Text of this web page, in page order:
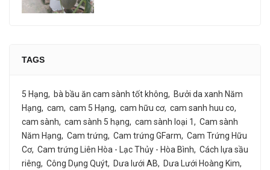
TAGS
5 Hạng bà bầu ăn cam sành tốt không
Bưởi da xanh Năm
Hạng
cam cam 5 Hạng cam hữu cơ cam sanh huu co
cam sành
cam sành 5 hạng cam sành loại 1
Cam sành
Năm Hạng
Cam trứng Cam trứng GFarm
Cam Trứng Hữu
Cơ Cam trứng Liên Hòa - Lạc Thủy - Hòa Bình
Cách lựa sầu
riêng
Công Dụng Quýt Dưa lưới AB Dưa Lưới Hoàng Kim